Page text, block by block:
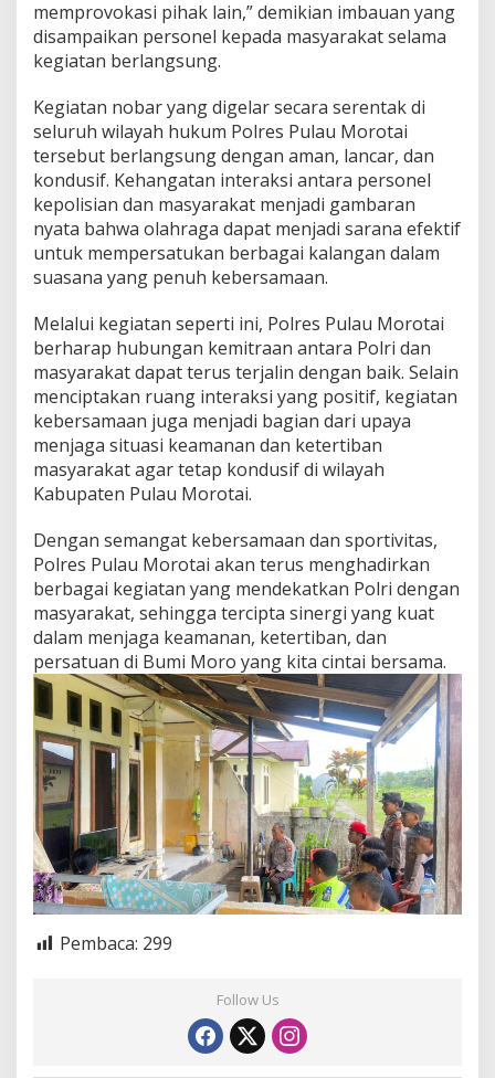
S
memprovokasi pihak lain,” demikian imbauan yang
disampaikan personel kepada masyarakat selama
kegiatan berlangsung.
Kegiatan nobar yang digelar secara serentak di
seluruh wilayah hukum Polres Pulau Morotai
tersebut berlangsung dengan aman, lancar, dan
kondusif. Kehangatan interaksi antara personel
kepolisian dan masyarakat menjadi gambaran
nyata bahwa olahraga dapat menjadi sarana efektif
untuk mempersatukan berbagai kalangan dalam
suasana yang penuh kebersamaan.
Melalui kegiatan seperti ini, Polres Pulau Morotai
berharap hubungan kemitraan antara Polri dan
masyarakat dapat terus terjalin dengan baik. Selain
menciptakan ruang interaksi yang positif, kegiatan
kebersamaan juga menjadi bagian dari upaya
menjaga situasi keamanan dan ketertiban
masyarakat agar tetap kondusif di wilayah
Kabupaten Pulau Morotai.
Dengan semangat kebersamaan dan sportivitas,
Polres Pulau Morotai akan terus menghadirkan
berbagai kegiatan yang mendekatkan Polri dengan
masyarakat, sehingga tercipta sinergi yang kuat
dalam menjaga keamanan, ketertiban, dan
persatuan di Bumi Moro yang kita cintai bersama.
Pembaca: 299
Follow Us